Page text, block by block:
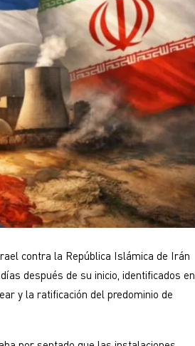
contra la República Islámica de Irán
después de su inicio, identificados en
y la ratificación del predominio de